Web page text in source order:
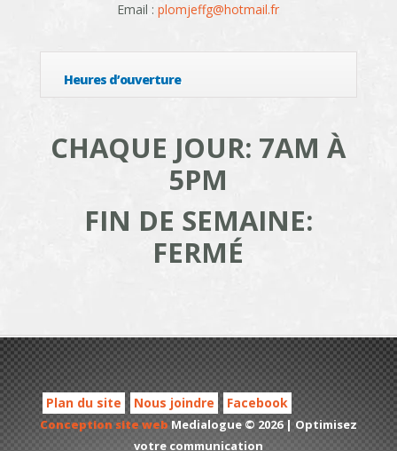
Email :plomjeffg@hotmail.fr
Heures d’ouverture
CHAQUE JOUR: 7AM À
5PM
FIN DE SEMAINE:
FERMÉ
Plan du site Nous joindre Facebook
Conception site web Medialogue © 2026 | Optimisez
votre communication